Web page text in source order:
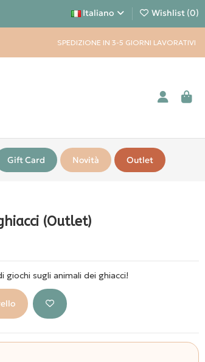
Italiano Wishlist (0)
SPEDIZIONE IN 3-5 GIORNI LAVORATIVI
Gift Card Novità Outlet
(Outlet)
giochi sugli animali dei ghiacci!